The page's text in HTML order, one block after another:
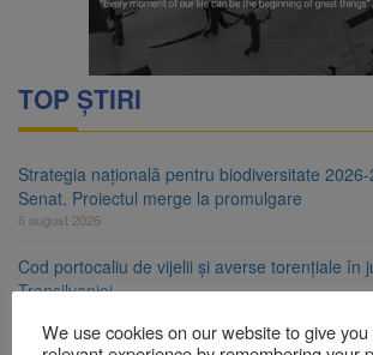
TOP ȘTIRI
Strategia națională pentru biodiversitate
Senat. Proiectul merge la promulgare
6 august 2026
Cod portocaliu de vijelii și averse torențiale în
Transilvaniei
We use cookies on our website to give